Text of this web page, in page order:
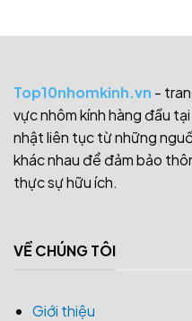
Top10nhomkinh.vn -
vực nhôm kính hàng đầu
nhật liên tục từ những
khác nhau để đảm bảo
thực sự hữu ích.
VỀ CHÚNG TÔI
Giới thiệu